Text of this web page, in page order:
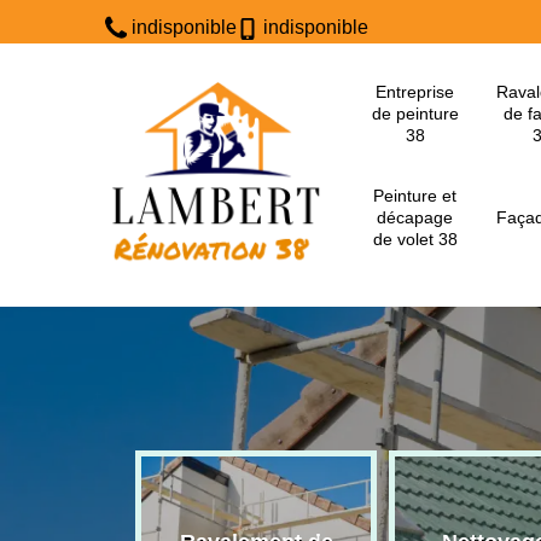
indisponible indisponible
Entreprise
de peinture
38
de
Peinture et
décapage
de volet 38